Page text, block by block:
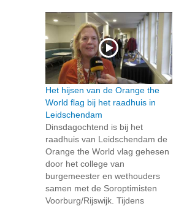
Het hijsen van de Orange the
World flag bij het raadhuis in
Leidschendam
Dinsdagochtend is bij het
raadhuis van Leidschendam de
Orange the World vlag gehesen
door het college van
burgemeester en wethouders
samen met de Soroptimisten
Voorburg/Rijswijk. Tijdens